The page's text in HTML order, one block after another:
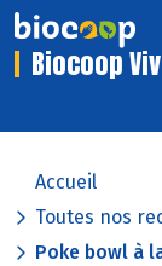
Biocoop
Accueil
Toutes nos
Poke bowl à